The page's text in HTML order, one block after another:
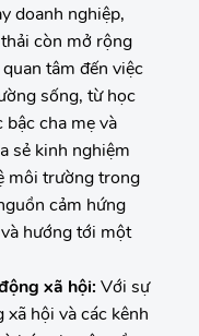
doanh nghiệp,
còn mở rộng
tâm đến việc
sống, từ học
cha mẹ và
sẻ kinh nghiệm
môi trường trong
cảm hứng
hướng tới một
xã hội: Với sự
hội và các kênh